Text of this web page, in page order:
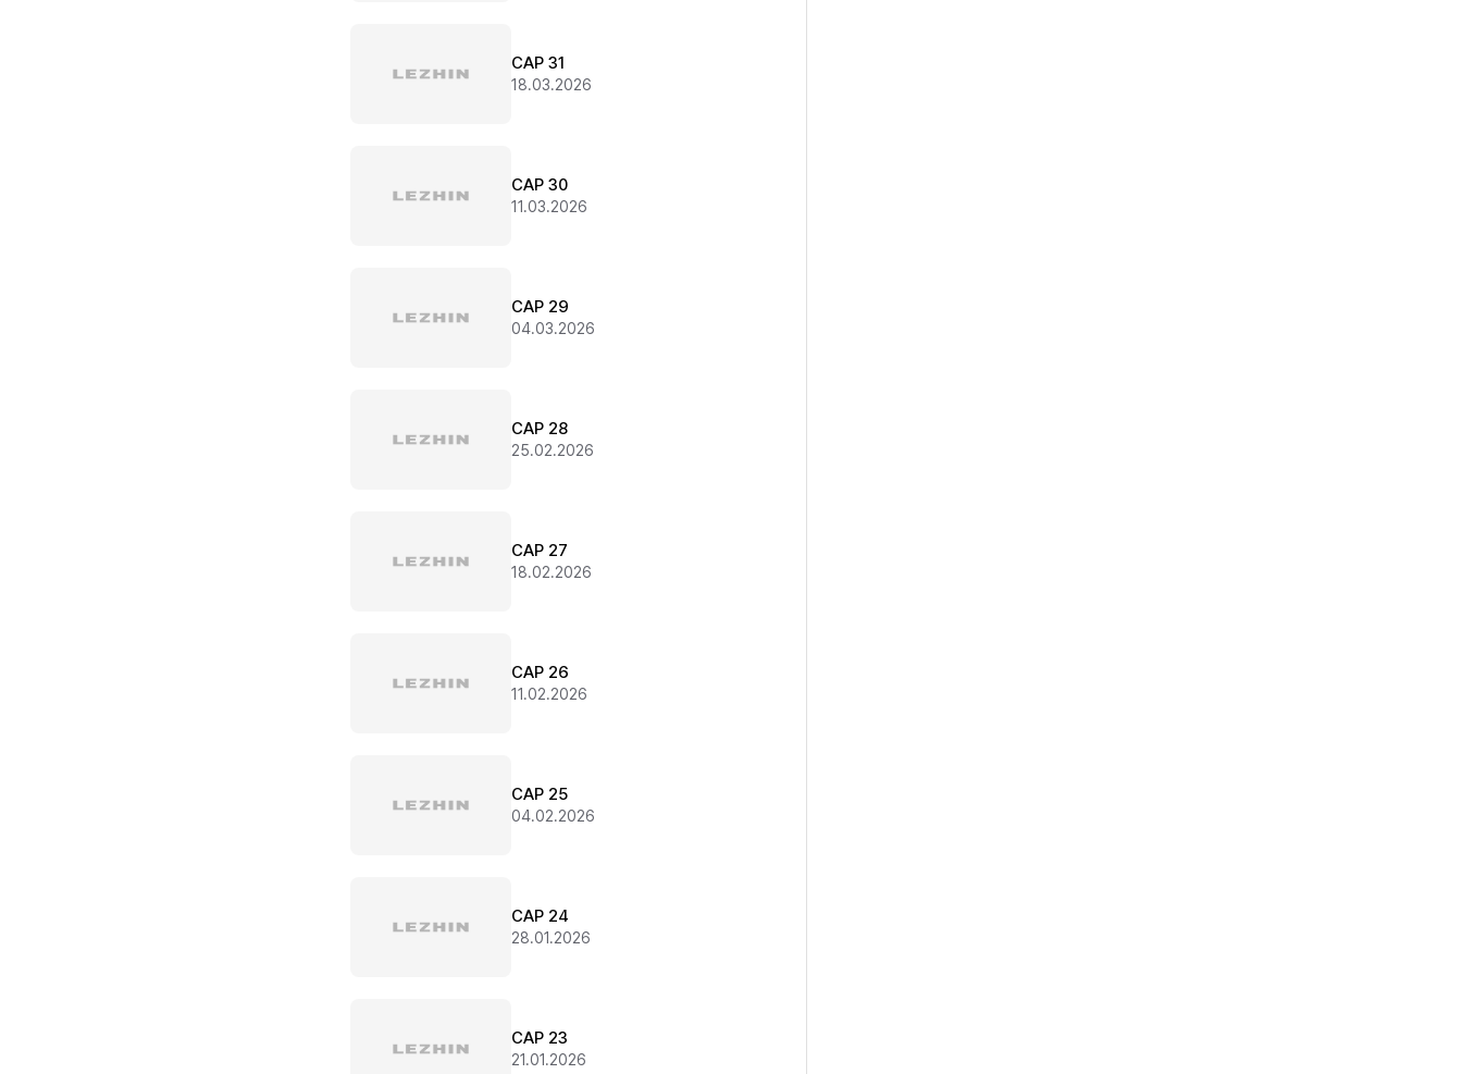
CAP 31
18.03.2026
CAP 30
11.03.2026
CAP 29
04.03.2026
CAP 28
25.02.2026
CAP 27
18.02.2026
CAP 26
11.02.2026
CAP 25
04.02.2026
CAP 24
28.01.2026
CAP 23
21.01.2026